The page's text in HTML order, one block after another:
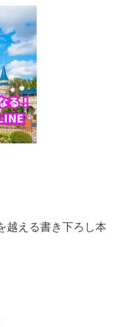
越える書き下ろし本